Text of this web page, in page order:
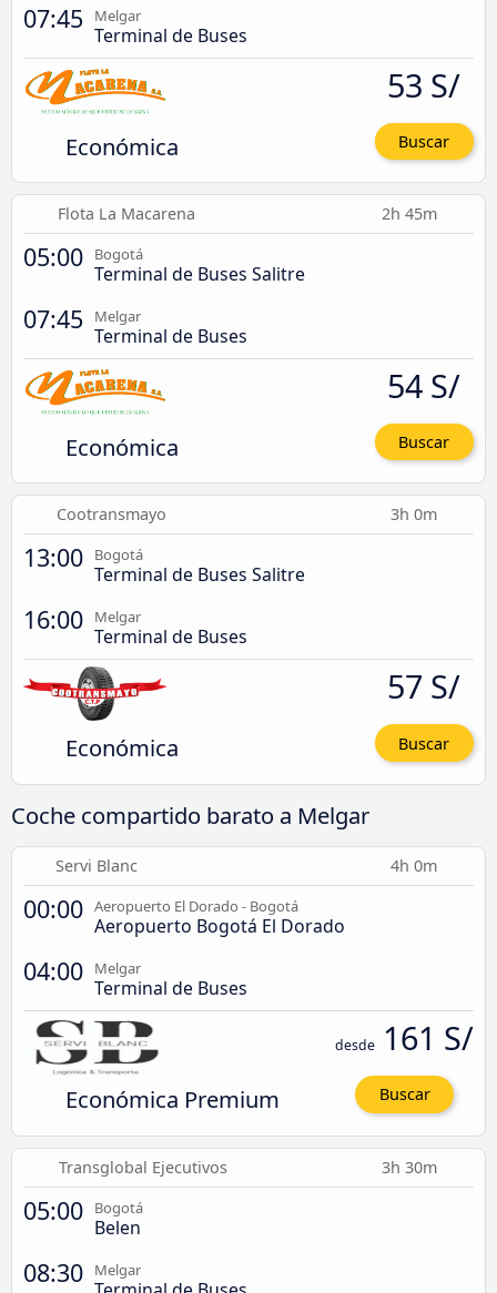
07:45 Melgar
Terminal de Buses
Económica
53 S/
Buscar
Flota La Macarena 2h 45m
05:00 Bogotá
Terminal de Buses Salitre
07:45 Melgar
Terminal de Buses
Económica
54 S/
Buscar
Cootransmayo 3h 0m
13:00 Bogotá
Terminal de Buses Salitre
16:00 Melgar
Terminal de Buses
Económica
57 S/
Buscar
Coche compartido barato a Melgar
Servi Blanc 4h 0m
00:00 Aeropuerto El Dorado - Bogotá
Aeropuerto Bogotá El Dorado
04:00 Melgar
Terminal de Buses
Económica Premium
desde 161 S/
Buscar
Transglobal Ejecutivos 3h 30m
05:00 Bogotá
Belen
08:30 Melgar